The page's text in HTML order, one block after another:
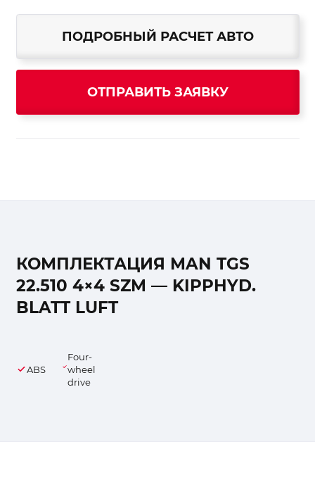
ПОДРОБНЫЙ РАСЧЕТ АВТО
ОТПРАВИТЬ ЗАЯВКУ
КОМПЛЕКТАЦИЯ MAN TGS
22.510 4×4 SZM — KIPPHYD.
BLATT LUFT
ABS
Four-
wheel
drive